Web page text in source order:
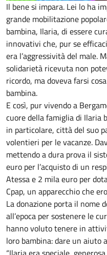
Il bene si impara. Lei lo ha
grande mobilitazione
bambina, Ilaria, di essere
innovativi che, pur se
era l’aggressività del male.
solidarietà ricevuta non
ricordo, ma doveva farsi
bambina.
E così, pur vivendo a
cuore della famiglia di Ilaria
in particolare, città del suo
volentieri per le vacanze.
mettendo a dura prova il
euro per l’acquisto di un
Atessa e 2 mila euro per
Cpap, un apparecchio che
La donazione porta il nome
all’epoca per sostenere le
hanno voluto tenere in
loro bambina: dare un aiuto